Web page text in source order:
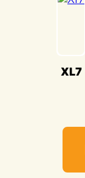
XL7